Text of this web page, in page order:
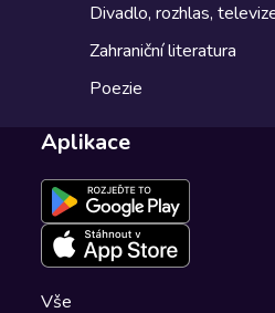
Divadlo, rozhlas,
Zahraniční literatura
Poezie
Aplikace
Vše